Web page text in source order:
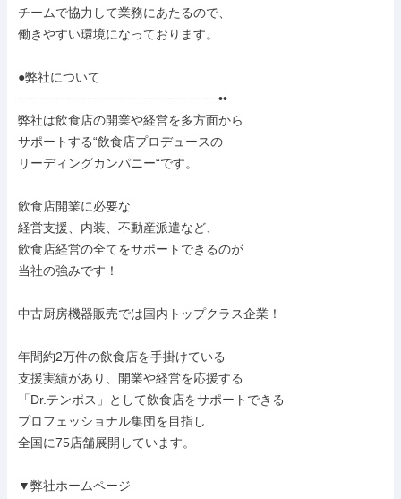
チームで協力して業務にあたるので、
働きやすい環境になっております。
●弊社について
┈┈┈┈┈┈┈┈┈┈┈┈┈┈┈┈••
弊社は飲食店の開業や経営を多方面から
サポートする“飲食店プロデュースの
リーディングカンパニー“です。
飲食店開業に必要な
経営支援、内装、不動産派遣など、
飲食店経営の全てをサポートできるのが
当社の強みです！
中古厨房機器販売では国内トップクラス企業！
年間約2万件の飲食店を手掛けている
支援実績があり、開業や経営を応援する
「Dr.テンポス」として飲食店をサポートできる
プロフェッショナル集団を目指し
全国に75店舗展開しています。
▼弊社ホームページ